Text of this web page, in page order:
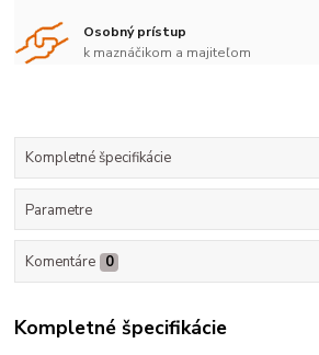
Osobný prístup
k maznáčikom a majiteľom
Kompletné špecifikácie
Parametre
Komentáre 0
Kompletné špecifikácie